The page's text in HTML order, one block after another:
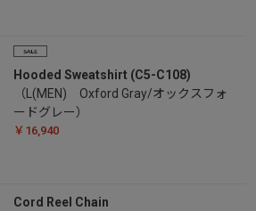
Hooded Sweatshirt (C5-C108)
（L(MEN) Oxford Gray/オックスフォ
ードグレー）
￥16,940
Cord Reel Chain